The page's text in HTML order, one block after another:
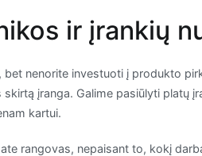
ir įrankių
nenorite investuoti į produkto
įranga. Galime pasiūlyti platų
kartui.
rangovas, nepaisant to, kokį